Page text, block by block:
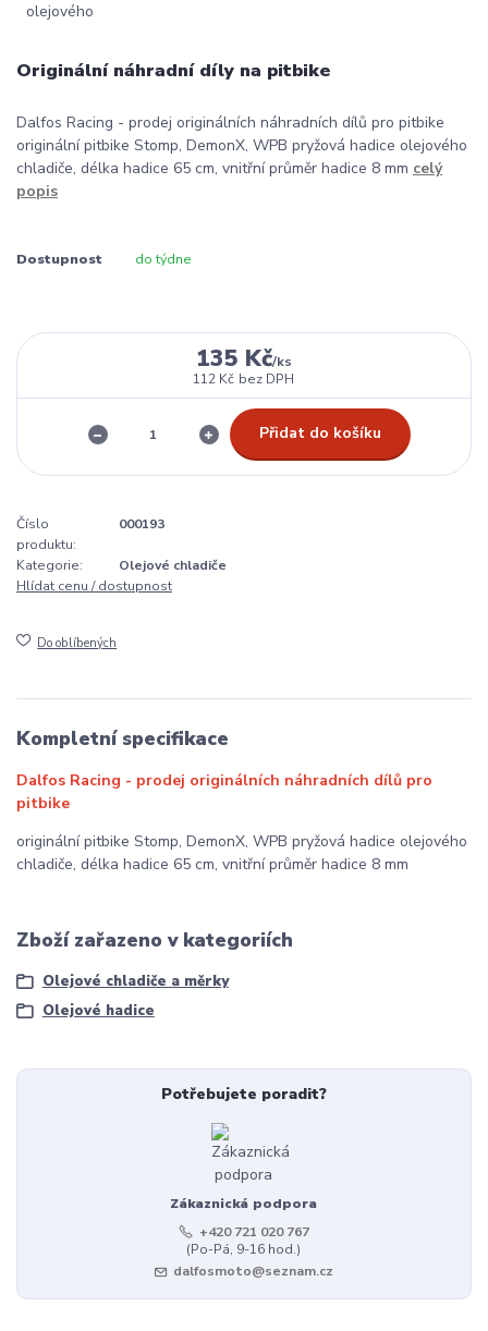
Originální náhradní díly na pitbike
Dalfos Racing - prodej originálních náhradních dílů pro pitbike
originální pitbike Stomp, DemonX, WPB pryžová hadice olejového
chladiče, délka hadice 65 cm, vnitřní průměr hadice 8 mm celý
popis
Dostupnost do týdne
135 Kč/ks
112 Kč bez DPH
Přidat do košíku
Číslo
produktu:
000193
Kategorie:
Olejové chladiče
Hlídat cenu / dostupnost
Do oblíbených
Kompletní specifikace
Dalfos Racing - prodej originálních náhradních dílů pro
pitbike
originální pitbike Stomp, DemonX, WPB pryžová hadice olejového
chladiče, délka hadice 65 cm, vnitřní průměr hadice 8 mm
Zboží zařazeno v kategoriích
Olejové chladiče a měrky
Olejové hadice
Potřebujete poradit?
Zákaznická podpora
+420 721 020 767
(Po-Pá, 9-16 hod.)
dalfosmoto@seznam.cz